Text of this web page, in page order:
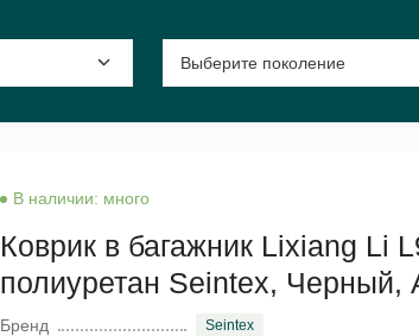
В наличии: много
Коврик в багажник Lixiang Li
полиуретан Seintex, Черный,
Бренд Seintex